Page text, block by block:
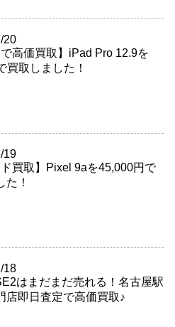
20
で高価買取】iPad Pro 12.9を
買取しました！
19
ド買取】Pixel 9aを45,000円で
た！
18
はまだまだ売れる！名古屋駅
店即日査定で高価買取♪